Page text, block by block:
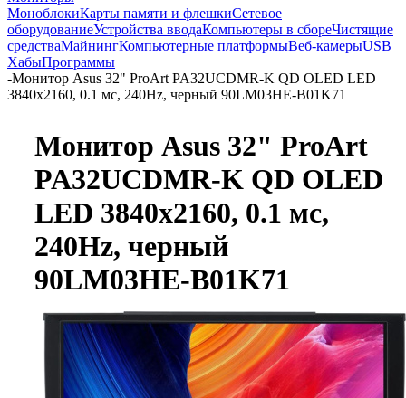
МоноблокиКарты памяти и флешкиСетевое
оборудованиеУстройства вводаКомпьютеры в сбореЧистящие
средстваМайнингКомпьютерные платформыВеб-камерыUSB
ХабыПрограммы
-Монитор Asus 32" ProArt PA32UCDMR-K QD OLED LED
3840x2160, 0.1 мс, 240Hz, черный 90LM03HE-B01K71
Монитор Asus 32" ProArt
PA32UCDMR-K QD OLED
LED 3840x2160, 0.1 мс,
240Hz, черный
90LM03HE-B01K71